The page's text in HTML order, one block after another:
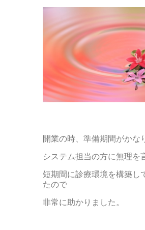
開業の時、準備期間がかな
システム担当の方に無理を
短期間に診療環境を構築し
たので
非常に助かりました。